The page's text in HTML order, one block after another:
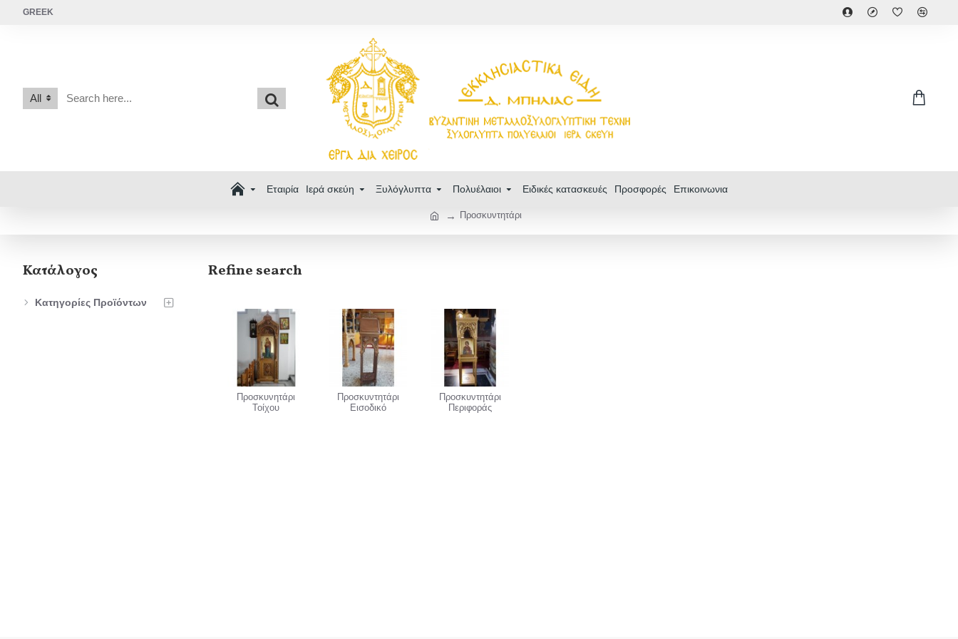
GREEK
All
Εταιρία Ιερά σκεύη Ξυλόγλυπτα Πολυέλαιοι Ειδικές κατασκευές Προσφορές Επικοινωνια
Προσκυντητάρι
Κατάλογος
Κατηγορίες Προϊόντων
Refine search
Προσκυνητάρι
Τοίχου
Προσκυντητάρι
Εισοδικό
Προσκυντητάρι
Περιφοράς